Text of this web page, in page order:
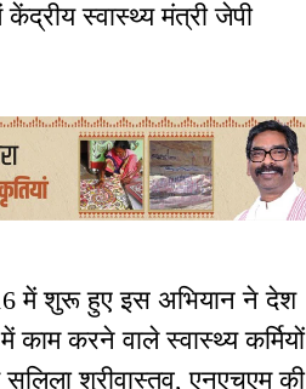
स्वास्थ्य मंत्री जेपी
में शुरू हुए इस अभियान ने देश
काम करने वाले स्वास्थ्य कर्मियों
श्रीवास्तव, एनएचएम की